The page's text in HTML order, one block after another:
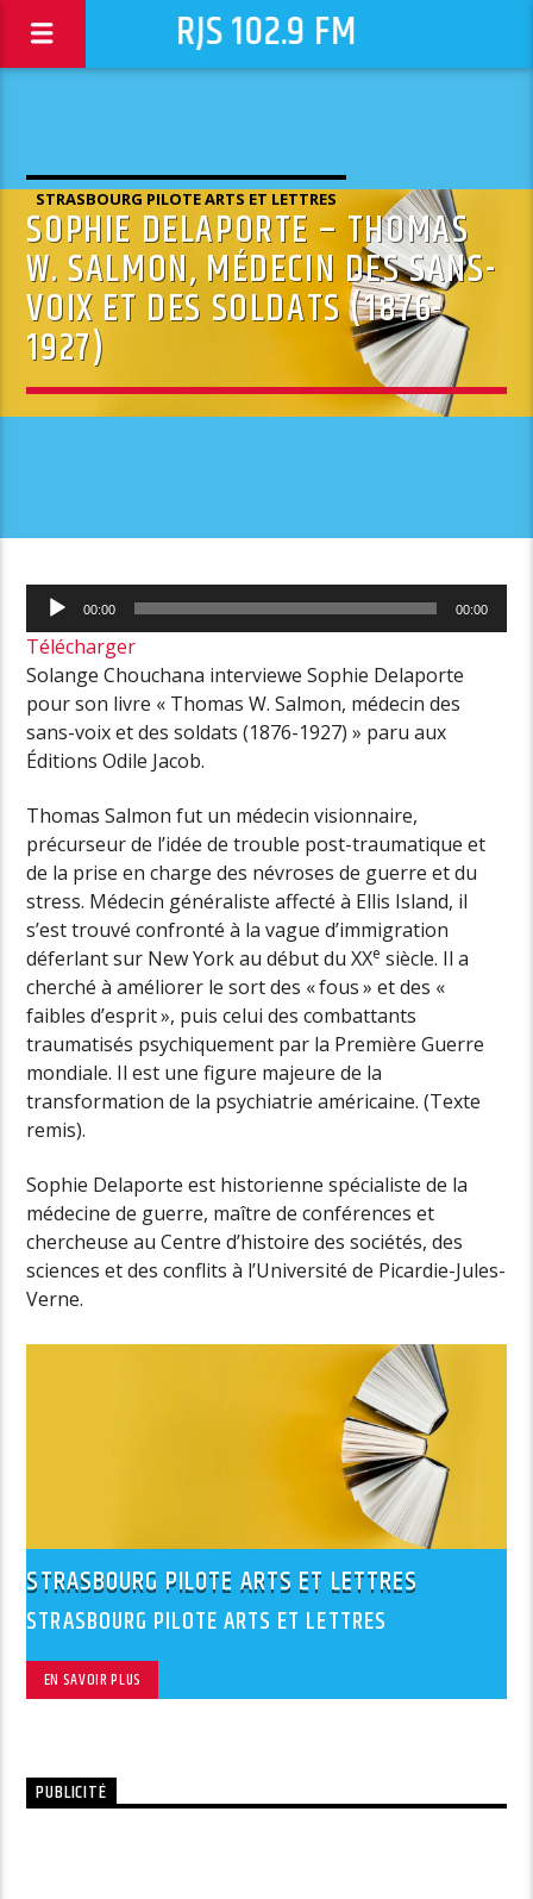
RJS 102.9 FM
STRASBOURG PILOTE ARTS ET LETTRES
SOPHIE DELAPORTE – THOMAS
W. SALMON, MÉDECIN DES SANS-
VOIX ET DES SOLDATS (1876-
1927)
Lecteur
audio
00:00 00:00
Télécharger
Solange Chouchana interviewe Sophie Delaporte
pour son livre « Thomas W. Salmon, médecin des
sans-voix et des soldats (1876-1927) » paru aux
Éditions Odile Jacob.
Thomas Salmon fut un médecin visionnaire,
précurseur de l’idée de trouble post-traumatique et
de la prise en charge des névroses de guerre et du
stress. Médecin généraliste affecté à Ellis Island, il
s’est trouvé confronté à la vague d’immigration
déferlant sur New York au début du XXe siècle. Il a
cherché à améliorer le sort des « fous » et des «
faibles d’esprit », puis celui des combattants
traumatisés psychiquement par la Première Guerre
mondiale. Il est une figure majeure de la
transformation de la psychiatrie américaine. (Texte
remis).
Sophie Delaporte est historienne spécialiste de la
médecine de guerre, maître de conférences et
chercheuse au Centre d’histoire des sociétés, des
sciences et des conflits à l’Université de Picardie-Jules-
Verne.
STRASBOURG PILOTE ARTS ET LETTRES
STRASBOURG PILOTE ARTS ET LETTRES
EN SAVOIR PLUS
PUBLICITÉ